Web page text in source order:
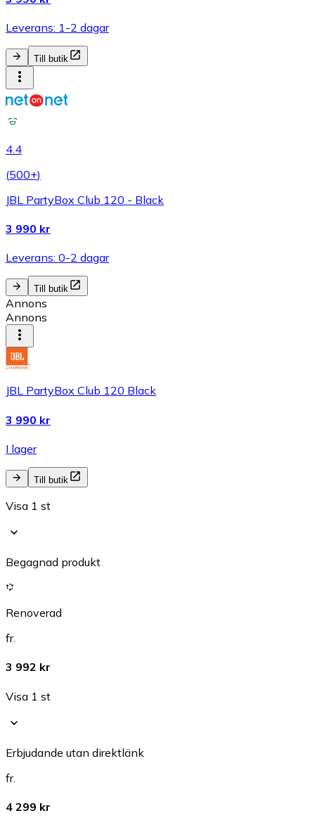
Leverans: 1-2 dagar
Till butik
4.4
(500+)
JBL PartyBox Club 120 - Black
3 990 kr
Leverans: 0-2 dagar
Till butik
Annons
Annons
JBL PartyBox Club 120 Black
3 990 kr
I lager
Till butik
Visa 1 st
Begagnad produkt
Renoverad
fr.
3 992 kr
Visa 1 st
Erbjudande utan direktlänk
fr.
4 299 kr